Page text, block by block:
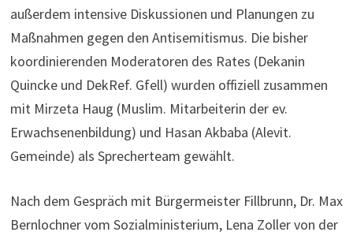
außerdem intensive Diskussionen und Planungen zu
Maßnahmen gegen den Antisemitismus. Die bisher
koordinierenden Moderatoren des Rates (Dekanin
Quincke und DekRef. Gfell) wurden offiziell zusammen
mit Mirzeta Haug (Muslim. Mitarbeiterin der ev.
Erwachsenenbildung) und Hasan Akbaba (Alevit.
Gemeinde) als Sprecherteam gewählt.
Nach dem Gespräch mit Bürgermeister Fillbrunn, Dr. Max
Bernlochner vom Sozialministerium, Lena Zoller von der